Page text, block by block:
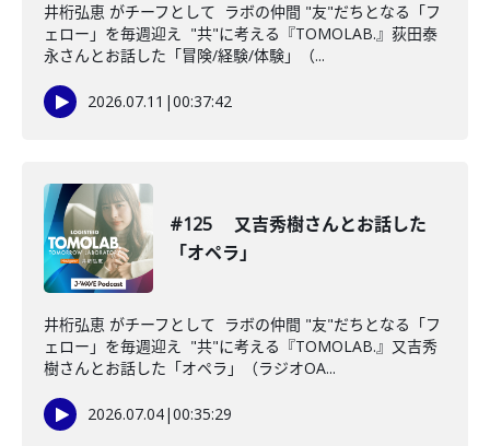
井桁弘恵 がチーフとして ラボの仲間 "友"だちとなる「フ
ェロー」を毎週迎え "共"に考える『TOMOLAB.』荻田泰
永さんとお話した「冒険/経験/体験」（...
2026.07.11 |00:37:42
#125 又吉秀樹さんとお話した
「オペラ」
井桁弘恵 がチーフとして ラボの仲間 "友"だちとなる「フ
ェロー」を毎週迎え "共"に考える『TOMOLAB.』又吉秀
樹さんとお話した「オペラ」（ラジオOA...
2026.07.04|00:35:29